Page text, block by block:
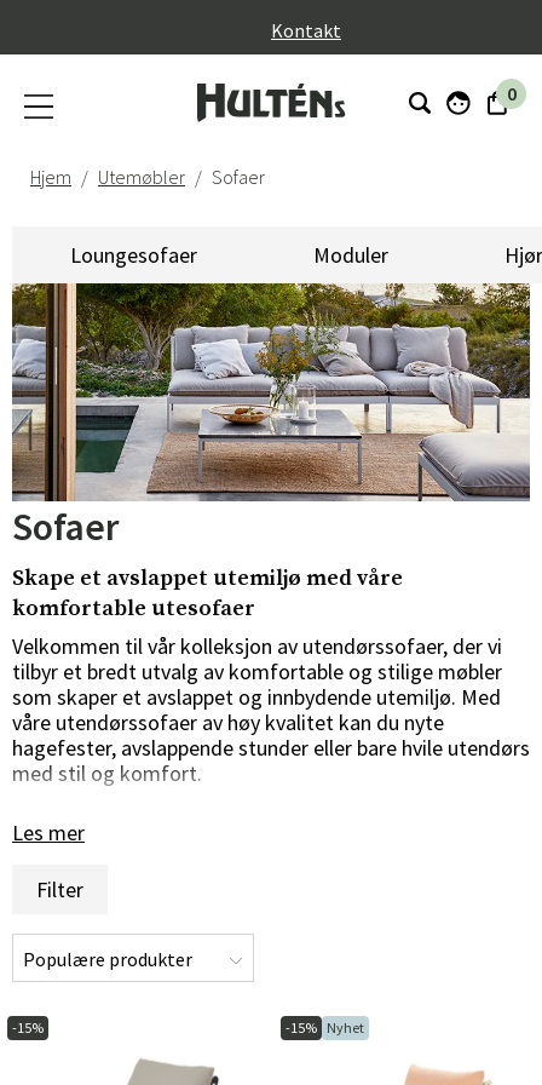
Kontakt
0
Hjem Utemøbler Sofaer
Loungesofaer Moduler
Sofaer
Skape et avslappet utemiljø med våre
komfortable utesofaer
Velkommen til vår kolleksjon av utendørssofaer, der vi
tilbyr et bredt utvalg av komfortable og stilige møbler
som skaper et avslappet og innbydende utemiljø. Med
våre utendørssofaer av høy kvalitet kan du nyte
hagefester, avslappende stunder eller bare hvile utendørs
med stil og komfort.
Stilig design for alle utemiljøer
harmonisk kombinasjon av stil og funksjonalitet. Enten
klassisk eleganse, har vi utesofaer som passer din smak
og din utendørsinnredning. Med sitt slående design og
stedet for avslapning og sosialt samvær under åpen
Les mer
Filter
-15% -15% Nyhet